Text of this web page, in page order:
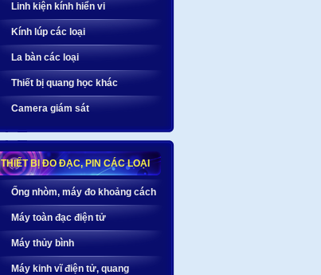
Linh kiện kính hiển vi
Kính lúp các loại
La bàn các loại
Thiết bị quang học khác
Camera giám sát
THIẾT BỊ ĐO ĐẠC, PIN CÁC LOẠI
Ống nhòm, máy đo khoảng cách
Máy toàn đạc điện tử
Máy thủy bình
Máy kinh vĩ điện tử, quang